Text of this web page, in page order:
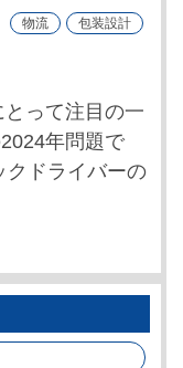
包装設計
物流
って注目の一
年問題で
クドライバーの